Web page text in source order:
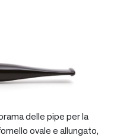
delle pipe per la
ovale e allungato,